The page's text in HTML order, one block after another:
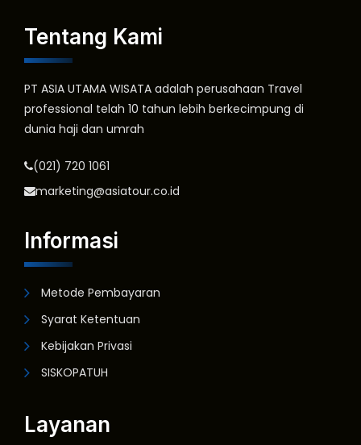
Tentang Kami
PT ASIA UTAMA WISATA adalah perusahaan Travel
professional telah 10 tahun lebih berkecimpung di
dunia haji dan umrah
(021) 720 1061
marketing@asiatour.co.id
Informasi
Metode Pembayaran
Syarat Ketentuan
Kebijakan Privasi
SISKOPATUH
Layanan